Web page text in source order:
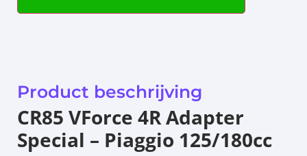
Product beschrijving
CR85 VForce 4R Adapter
Special – Piaggio 125/180cc